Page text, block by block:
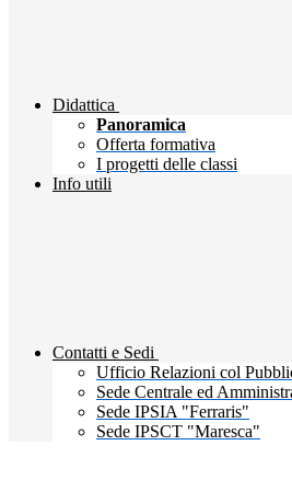
Didattica
Panoramica
Offerta formativa
I progetti delle classi
Info utili
Contatti e Sedi
Ufficio Relazioni col
Sede Centrale ed
Sede IPSIA "Ferraris"
Sede IPSCT "Maresca"